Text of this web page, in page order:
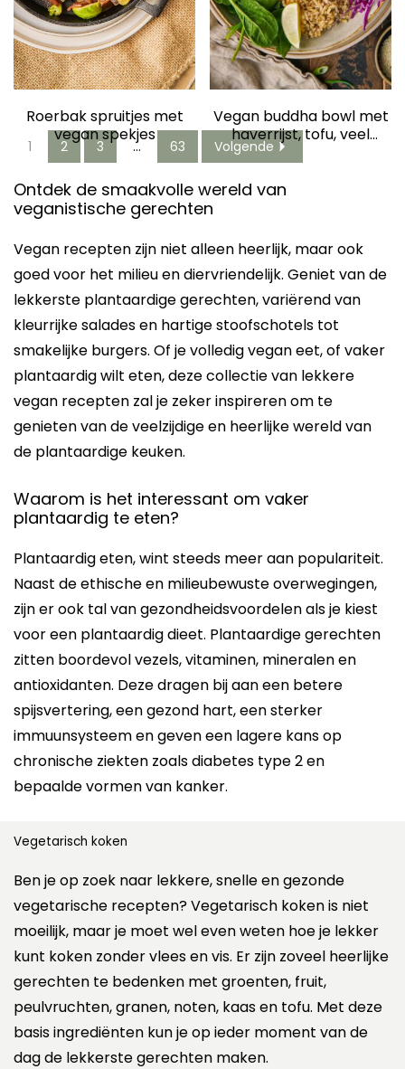
Roerbak spruitjes met
vegan spekjes
Vegan buddha bowl met
haverrijst, tofu, veel
groente en
1 2 3 … 63 Volgende
Ontdek de smaakvolle wereld van
veganistische gerechten
Vegan recepten zijn niet alleen heerlijk, maar ook
goed voor het milieu en diervriendelijk. Geniet van de
lekkerste plantaardige gerechten, variërend van
kleurrijke salades en hartige stoofschotels tot
smakelijke burgers. Of je volledig vegan eet, of vaker
plantaardig wilt eten, deze collectie van lekkere
vegan recepten zal je zeker inspireren om te
genieten van de veelzijdige en heerlijke wereld van
de plantaardige keuken.
Waarom is het interessant om vaker
plantaardig te eten?
Plantaardig eten, wint steeds meer aan populariteit.
Naast de ethische en milieubewuste overwegingen,
zijn er ook tal van gezondheidsvoordelen als je kiest
voor een plantaardig dieet. Plantaardige gerechten
zitten boordevol vezels, vitaminen, mineralen en
antioxidanten. Deze dragen bij aan een betere
spijsvertering, een gezond hart, een sterker
immuunsysteem en geven een lagere kans op
chronische ziekten zoals diabetes type 2 en
bepaalde vormen van kanker.
Vegetarisch koken
Ben je op zoek naar lekkere, snelle en gezonde
vegetarische recepten? Vegetarisch koken is niet
moeilijk, maar je moet wel even weten hoe je lekker
kunt koken zonder vlees en vis. Er zijn zoveel heerlijke
gerechten te bedenken met groenten, fruit,
peulvruchten, granen, noten, kaas en tofu. Met deze
basis ingrediënten kun je op ieder moment van de
dag de lekkerste gerechten maken.